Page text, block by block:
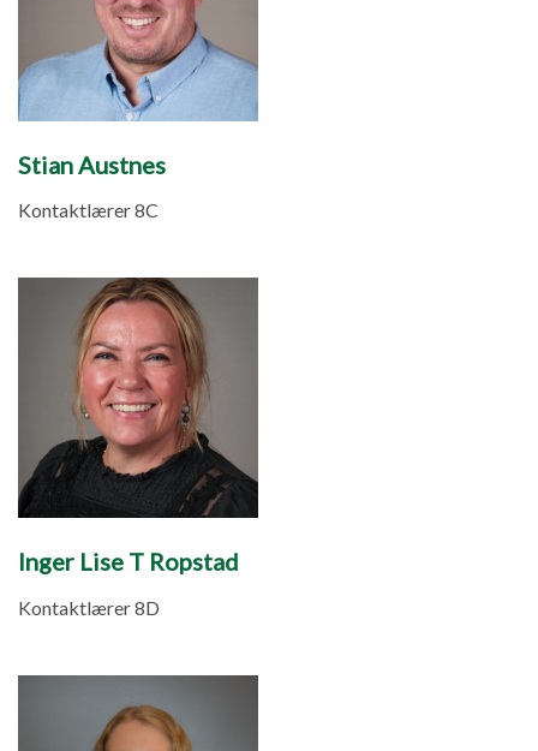
Stian Austnes
Kontaktlærer 8C
Inger Lise T Ropstad
Kontaktlærer 8D